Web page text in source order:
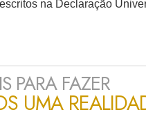
na Declaração
PARA FAZER
UMA